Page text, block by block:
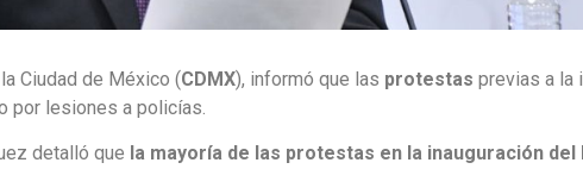
Ciudad de México (CDMX), informó que las protestas previas a la
por lesiones a policías.
detalló que la mayoría de las protestas en la inauguración